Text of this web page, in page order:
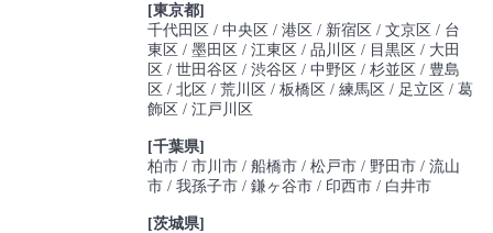
[東京都]
千代田区 中央区 港区 新宿区 文京区 台
東区 墨田区 江東区 品川区 目黒区 大田
区 世田谷区 渋谷区 中野区 杉並区 豊島
区 北区 荒川区 板橋区 練馬区 足立区 葛
飾区 江戸川区
[千葉県]
柏市 市川市 船橋市 松戸市 野田市 流山
市 我孫子市 鎌ヶ谷市 印西市 白井市
[茨城県]